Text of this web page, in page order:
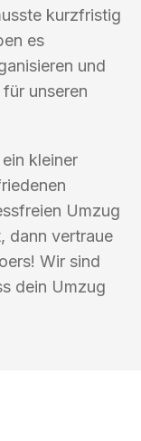
kurzfristig
es
und
unseren
kleiner
Umzug
dann vertraue
Wir sind
dein Umzug